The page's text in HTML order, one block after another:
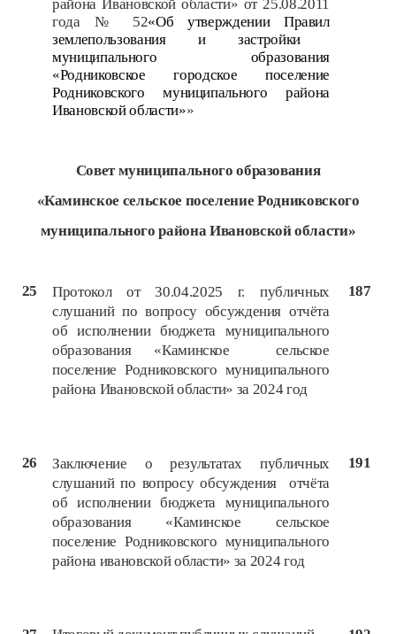
района Ивановской области» от 25.08.2011
года № 52«Об утверждении Правил
землепользования и застройки
муниципального образования
«Родниковское городское поселение
Родниковского муниципального района
Ивановской области»»
Советмуниципального образования
«Каминское сельское поселение Родниковского
муниципального района Ивановской области»
25
Протокол от 30.04.2025 г. публичных
слушаний по вопросу обсуждения отчёта
об исполнении бюджета муниципального
образования «Каминское сельское
поселение Родниковского муниципального
района Ивановской области» за 2024 год
187
26
Заключение о результатах публичных
слушаний по вопросу обсуждения отчёта
об исполнении бюджета муниципального
образования «Каминское сельское
поселение Родниковского муниципального
района ивановской области» за 2024 год
191